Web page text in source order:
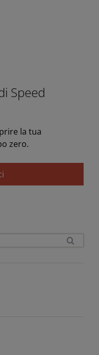
Speed
la tua
zero.